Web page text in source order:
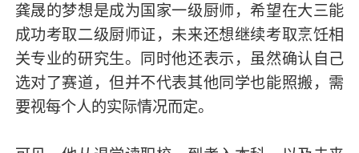
龚晟的梦想是成为国家一级厨师，希望在大三能
成功考取二级厨师证，未来还想继续考取烹饪相
关专业的研究生。同时他还表示，虽然确认自己
选对了赛道，但并不代表其他同学也能照搬，需
要视每个人的实际情况而定。